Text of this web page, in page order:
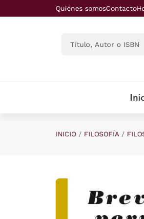
Saltar al contenido principal
Quiénes somosContacto
INICIO FILOSOFÍA